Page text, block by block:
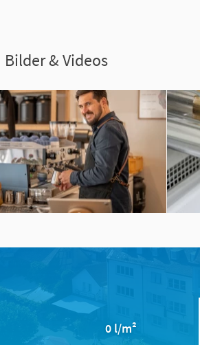
Bilder & Videos
0 l/m²